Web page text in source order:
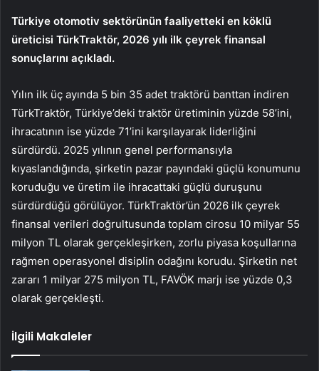
Türkiye otomotiv sektörünün faaliyetteki en köklü
üreticisi TürkTraktör, 2026 yılı ilk çeyrek finansal
sonuçlarını açıkladı.
Yılın ilk üç ayında 5 bin 35 adet traktörü banttan indiren
TürkTraktör, Türkiye’deki traktör üretiminin yüzde 58’ini,
ihracatının ise yüzde 71’ini karşılayarak liderliğini
sürdürdü. 2025 yılının genel performansıyla
kıyaslandığında, şirketin pazar payındaki güçlü konumunu
koruduğu ve üretim ile ihracattaki güçlü duruşunu
sürdürdüğü görülüyor. TürkTraktör’ün 2026 ilk çeyrek
finansal verileri doğrultusunda toplam cirosu 10 milyar 55
milyon TL olarak gerçekleşirken, zorlu piyasa koşullarına
rağmen operasyonel disiplin odağını korudu. Şirketin net
zararı 1 milyar 275 milyon TL, FAVÖK marjı ise yüzde 0,3
olarak gerçekleşti.
İlgili Makaleler